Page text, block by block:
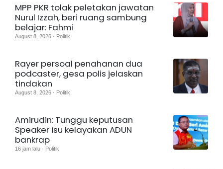
MPP PKR tolak peletakan jawatan
Nurul Izzah, beri ruang sambung
belajar: Fahmi
August 8, 2026 · Politik
Rayer persoal penahanan dua
podcaster, gesa polis jelaskan
tindakan
August 8, 2026 · Politik
Amirudin: Tunggu keputusan
Speaker isu kelayakan ADUN
bankrap
16 jam lalu · Politik